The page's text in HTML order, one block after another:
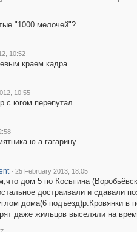
"1000 мелочей"?
10:52
краем кадра
10:55
с югом перепутал...
ю а гагарину
· 25 February 2013, 18:05
дом 5 по Косыгина
достраивали и сдавали
дома(6 подъезд)р.Кровянки
даже жильцов выселяли на